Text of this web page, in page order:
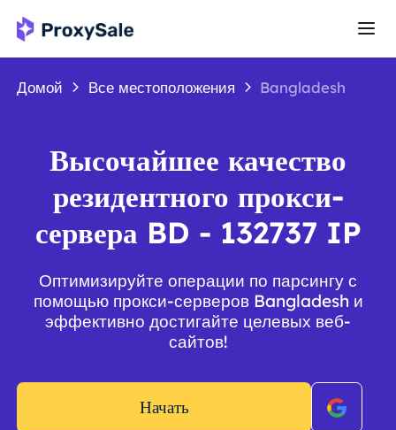
Домой Все местоположения Bangladesh
Высочайшее качество
резидентного прокси-
сервера BD - 132737 IP
Оптимизируйте операции по парсингу с
помощью прокси-серверов Bangladesh и
эффективно достигайте целевых веб-
сайтов!
Начать